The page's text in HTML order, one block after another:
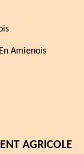
Amienois
AGRICOLE